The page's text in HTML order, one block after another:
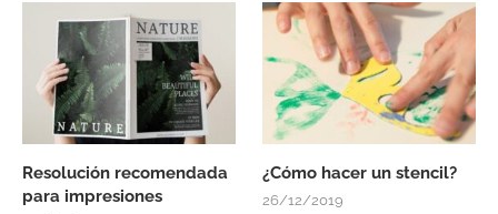
Resolución recomendada
para impresiones
¿Cómo hacer un stencil?
26/12/2019